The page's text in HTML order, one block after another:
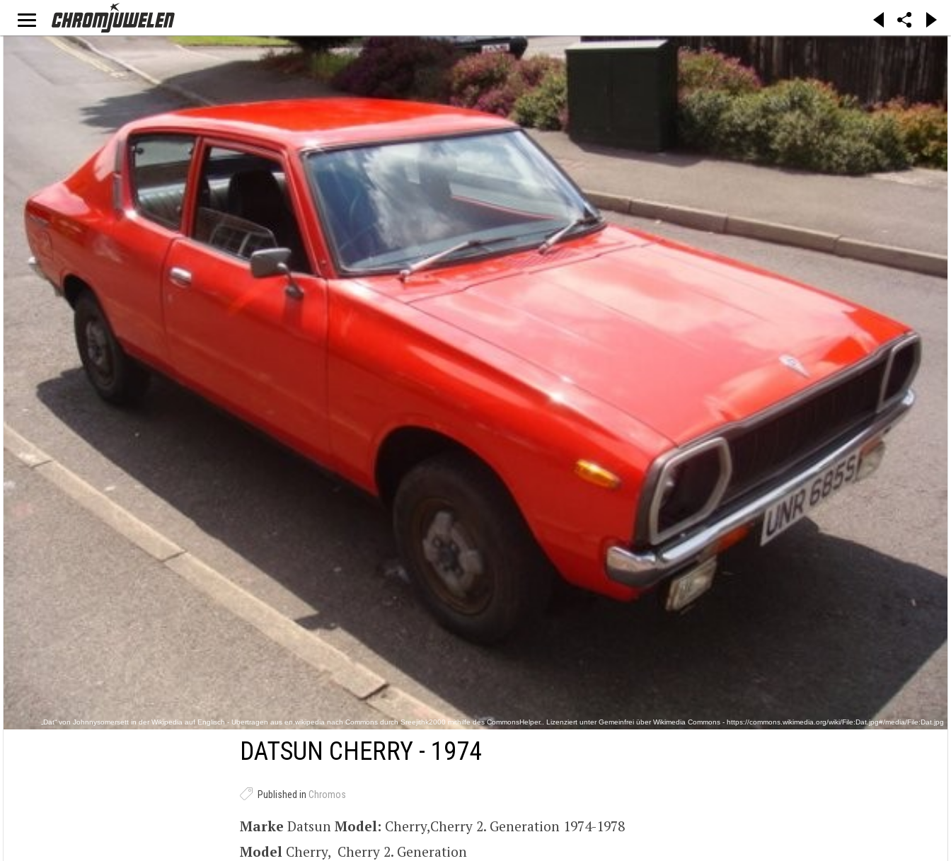
„Dat“ von Johnnysomersett in der Wikipedia auf Englisch - Übertragen aus en.wikipedia nach Commons durch Sreejithk2000 mithilfe des CommonsHelper.. Lizenziert unter Gemeinfrei über Wikimedia Commons - https://commons.wikimedia.org/wiki/File:Dat.jpg#/media/File:Dat.jpg
DATSUN CHERRY - 1974
Published in Chromos
Marke Datsun Model: Cherry,Cherry 2. Generation 1974-1978
Model Cherry, Cherry 2. Generation